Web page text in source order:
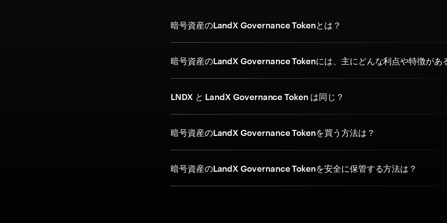
暗号資産のLandX Governance Tokenとは？
暗号資産のLandX Governance Tokenには、主にどんな利点や特徴があ
LNDX と LandX Governance Token は同じ？
暗号資産のLandX Governance Tokenを買う方法は？
暗号資産のLandX Governance Tokenを安全に保管する方法は？